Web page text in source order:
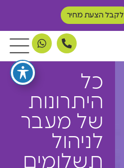
לקבל הצעת מחיר
כל
היתרונות
של מעבר
לניהול
תשלומים